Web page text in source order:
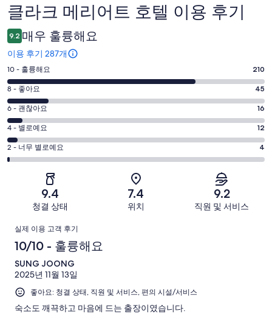
이
용
후
기
클라크 메리어트 호텔 이용 후기
9.2 매우 훌륭해요
이용 후기 287개
평
점
10
-
훌
륭
해
요.
후
기
210
10 - 훌륭해요 210
평
점
8
-
좋
아
후
중
45
개
8 - 좋아요 45
평
점
6
-
괜
개
이
후
기
중
6 - 괜찮아요 16
평
점
4
287
개
이
용
후
중
4 - 별로예요 12
평
점
별
로
요.
287
개
이
2 - 너무 별로예요 4
9.4
청결 상태
7.4
위치
9.2
직원 및 서비스
이
용
후
기
실제 이용 고객 후기
10/10 - 훌륭해요
SUNG JOONG
2025년 11월 13일
좋아요: 청결 상태, 직원 및 서비스, 편의 시설/서비스
숙소도 깨끅하고 마음에 드는 출장이였습니다.